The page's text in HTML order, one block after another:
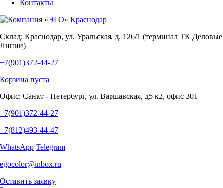
Контакты
Склад: Краснодар, ул. Уральская, д. 126/1 (терминал ТК Деловые
Линии)
+7(901)372-44-27
Корзина пуста
Офис: Санкт - Петербург, ул. Варшавская, д5 к2, офис 301
+7(901)372-44-27
+7(812)493-44-47
WhatsApp Telegram
egocolor@inbox.ru
Оставить заявку